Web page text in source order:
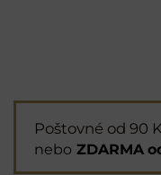
Poštovné od 90
nebo ZDARMA